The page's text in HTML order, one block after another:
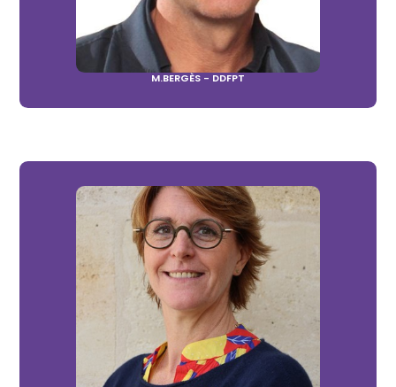
M.BERGÈS - DDFPT